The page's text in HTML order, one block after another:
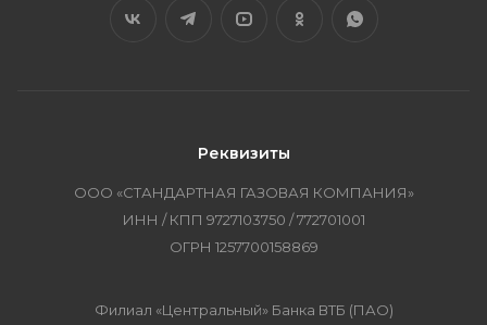
Реквизиты
ООО «СТАНДАРТНАЯ ГАЗОВАЯ КОМПАНИЯ»
ИНН / КПП 9727103750 / 772701001
ОГРН 1257700158869
Филиал «Центральный» Банка ВТБ (ПАО)